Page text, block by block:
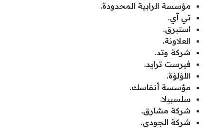
مؤسسة الرابية المحدودة.
تي آي.
استبرق.
العلاونة.
شركة وتد.
فيرست ترايد.
اللؤلؤة.
مؤسسة أنفاسك.
سلسبيلا.
شركة مشارق.
شركة الجودي.